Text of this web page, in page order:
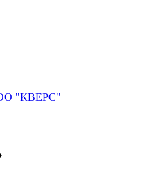
"КВЕРС"